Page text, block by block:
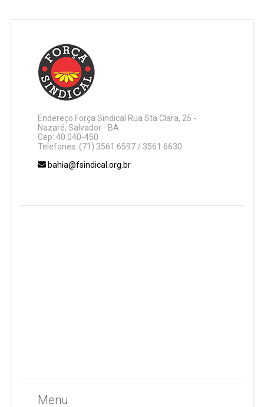
Endereço Força Sindical Rua Sta Clara, 25 -
Nazaré, Salvador - BA
Cep: 40.040-450
Telefones: (71) 3561 6597 / 3561 6630
bahia@fsindical.org.br
Menu